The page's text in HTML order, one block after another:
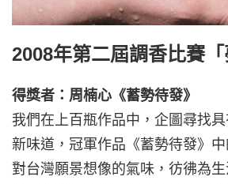
2008年第二屆調香比賽「
得獎者：周楠心《蓄勢待發》
我們在上百瓶作品中，企圖尋找
新味道，冠軍作品《蓄勢待發》
對台灣願景想像的氣味，彷彿為